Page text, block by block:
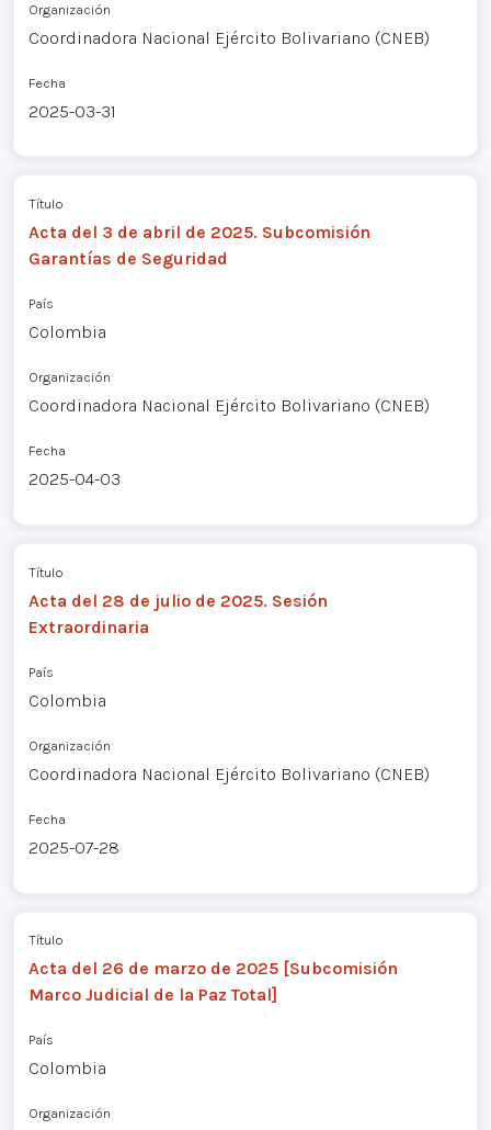
Organización
Coordinadora Nacional Ejército Bolivariano (CNEB)
Fecha
2025-03-31
Título
Acta del 3 de abril de 2025. Subcomisión
Garantías de Seguridad
País
Colombia
Organización
Coordinadora Nacional Ejército Bolivariano (CNEB)
Fecha
2025-04-03
Título
Acta del 28 de julio de 2025. Sesión
Extraordinaria
País
Colombia
Organización
Coordinadora Nacional Ejército Bolivariano (CNEB)
Fecha
2025-07-28
Título
Acta del 26 de marzo de 2025 [Subcomisión
Marco Judicial de la Paz Total]
País
Colombia
Organización